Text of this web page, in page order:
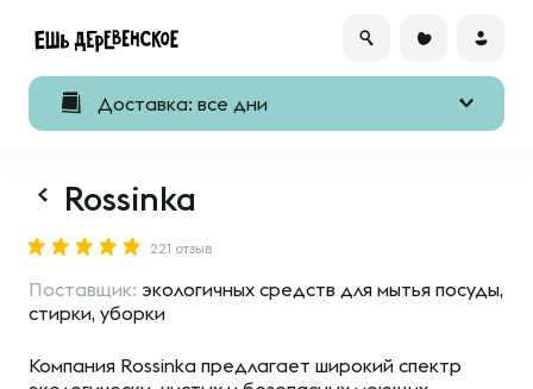
Доставка: все дни
Rossinka
221 отзыв
Поставщик: экологичных средств для мытья посуды,
стирки, уборки
Компания Rossinka предлагает широкий спектр